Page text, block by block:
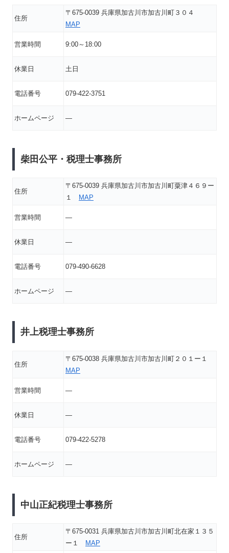
住所
〒675-0039 兵庫県加古川市加古川町３０４
MAP
営業時間 9:00～18:00
休業日 土日
電話番号 079-422-3751
ホームページ ―
柴田公平・税理士事務所
住所
〒675-0039 兵庫県加古川市加古川町粟津４６９ー
１
MAP
営業時間 ―
休業日 ―
電話番号 079-490-6628
ホームページ ―
井上税理士事務所
住所
〒675-0038 兵庫県加古川市加古川町２０１ー１
MAP
営業時間 ―
休業日 ―
電話番号 079-422-5278
ホームページ ―
中山正紀税理士事務所
住所
〒675-0031 兵庫県加古川市加古川町北在家１３５
ー１
MAP